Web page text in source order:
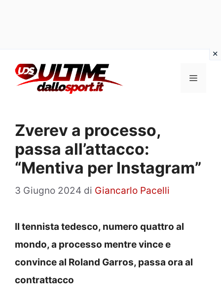
contenuto
Menu
Zverev a processo,
passa all’attacco:
“Mentiva per Instagram”
3 Giugno 2024 di Giancarlo Pacelli
Il tennista tedesco, numero quattro al
mondo, a processo mentre vince e
convince al Roland Garros, passa ora al
contrattacco